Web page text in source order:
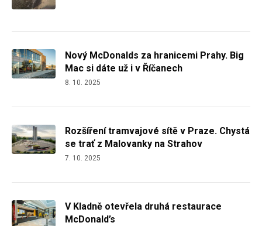
Nový McDonalds za hranicemi Prahy. Big
Mac si dáte už i v Říčanech
8. 10. 2025
Rozšíření tramvajové sítě v Praze. Chystá
se trať z Malovanky na Strahov
7. 10. 2025
V Kladně otevřela druhá restaurace
McDonald’s